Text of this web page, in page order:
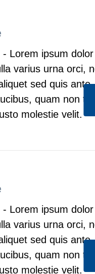
- Lorem ipsum
varius urna orci,
sed quis
quam non
molestie velit.
- Lorem ipsum
varius urna orci,
sed quis
quam non
molestie velit.